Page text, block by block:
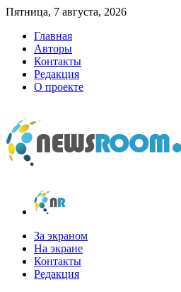
Пятница, 7 августа, 2026
Главная
Авторы
Контакты
Редакция
О проекте
newsroom.su
Новости о новостях
За экраном
На экране
Контакты
Редакция